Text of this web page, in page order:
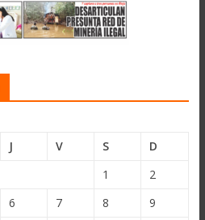
J V S
D
1
2
6 7 8
9